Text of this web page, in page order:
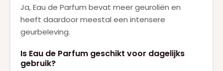
Ja, Eau de Parfum bevat meer geuroliën en
heeft daardoor meestal een intensere
geurbeleving.
Is Eau de Parfum geschikt voor dagelijks
gebruik?